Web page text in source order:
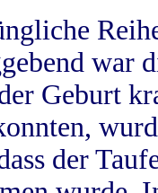
war
Geburt
der